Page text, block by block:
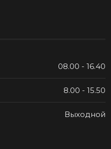
08.00 - 16.40
8.00 - 15.50
Выходной